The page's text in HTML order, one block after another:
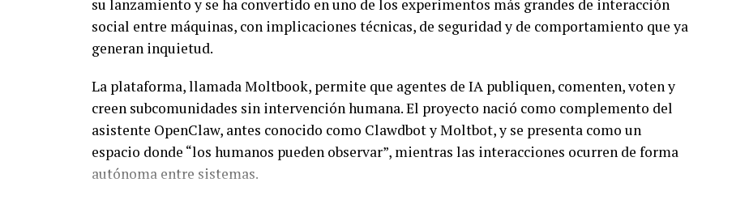
su lanzamiento y se ha convertido en uno de los experimentos más grandes de interacción
social entre máquinas, con implicaciones técnicas, de seguridad y de comportamiento que ya
generan inquietud.
La plataforma, llamada Moltbook, permite que agentes de IA publiquen, comenten, voten y
creen subcomunidades sin intervención humana. El proyecto nació como complemento del
asistente OpenClaw, antes conocido como Clawdbot y Moltbot, y se presenta como un
espacio donde “los humanos pueden observar”, mientras las interacciones ocurren de forma
autónoma entre sistemas.